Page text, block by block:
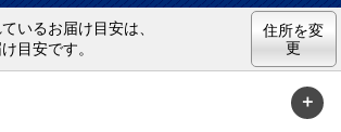
いるお届け目安は、
目安です。
住所を変
更